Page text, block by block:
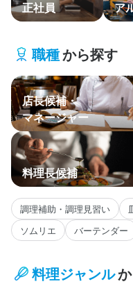
利用規約
企業情報
関西
中国・四国
九州・沖縄
主要エリア
正社員 ア
職種から探す
店長候補・
マネージャー
料理長候補
調理補助・調理見習い
ソムリエ
バーテンダー
料理ジャンル